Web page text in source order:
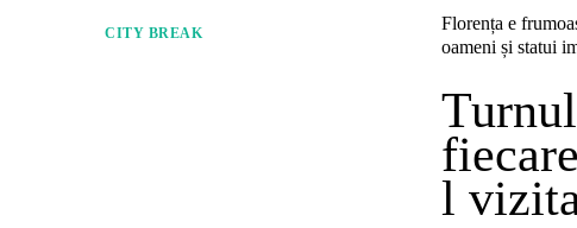
CITY BREAK
Florența e
oameni și statui
l